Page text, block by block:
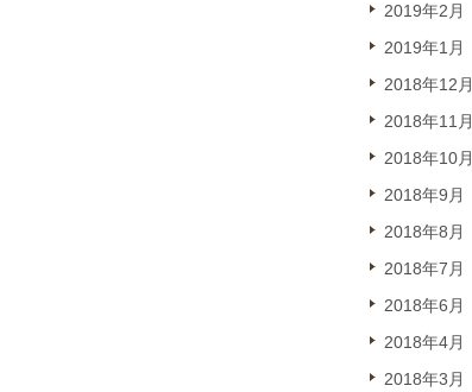
2019年2月
2019年1月
2018年12月
2018年11月
2018年10月
2018年9月
2018年8月
2018年7月
2018年6月
2018年4月
2018年3月